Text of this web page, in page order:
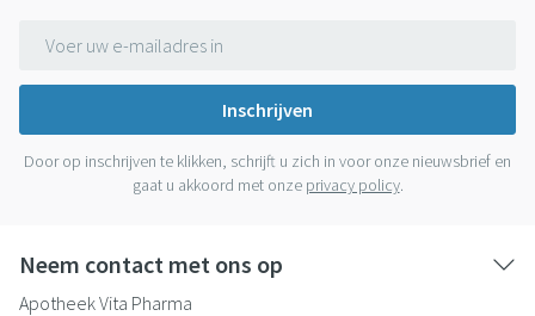
Inschrijven
Door op inschrijven te klikken, schrijft u zich in voor onze nieuwsbrief en
gaat u akkoord met onze privacy policy.
Neem contact met ons op
Apotheek Vita Pharma